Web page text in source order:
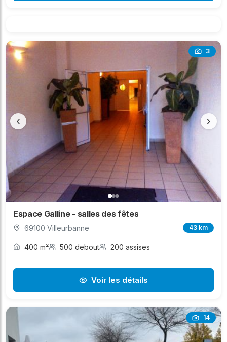
3
‹ ›
Espace Galline - salles des fêtes
69100 Villeurbanne 43 km
400 m² 500 debout 200 assises
Voir les détails
14